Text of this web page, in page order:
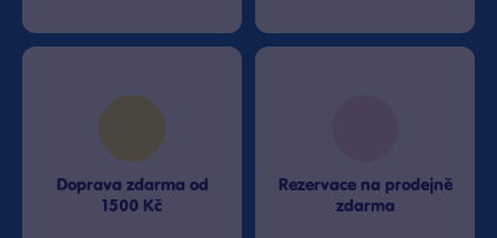
Doprava zdarma od
1500 Kč
Rezervace na prodejně
zdarma